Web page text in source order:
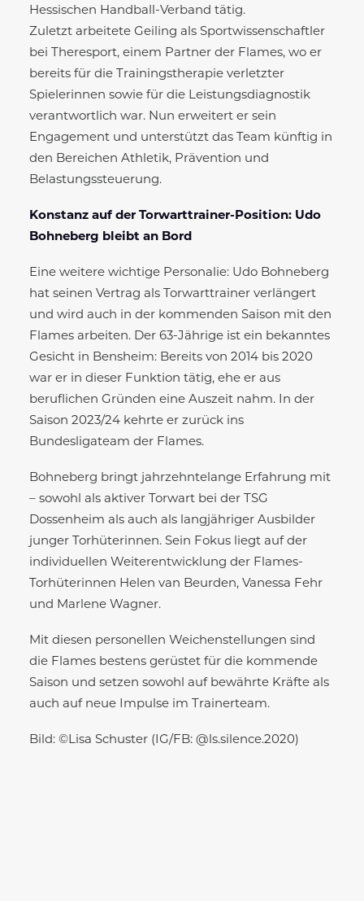
Hessischen Handball-Verband tätig.
Zuletzt arbeitete Geiling als Sportwissenschaftler
bei Theresport, einem Partner der Flames, wo er
bereits für die Trainingstherapie verletzter
Spielerinnen sowie für die Leistungsdiagnostik
verantwortlich war. Nun erweitert er sein
Engagement und unterstützt das Team künftig in
den Bereichen Athletik, Prävention und
Belastungssteuerung.
Konstanz auf der Torwarttrainer-Position: Udo
Bohneberg bleibt an Bord
Eine weitere wichtige Personalie: Udo Bohneberg
hat seinen Vertrag als Torwarttrainer verlängert
und wird auch in der kommenden Saison mit den
Flames arbeiten. Der 63-Jährige ist ein bekanntes
Gesicht in Bensheim: Bereits von 2014 bis 2020
war er in dieser Funktion tätig, ehe er aus
beruflichen Gründen eine Auszeit nahm. In der
Saison 2023/24 kehrte er zurück ins
Bundesligateam der Flames.
Bohneberg bringt jahrzehntelange Erfahrung mit
– sowohl als aktiver Torwart bei der TSG
Dossenheim als auch als langjähriger Ausbilder
junger Torhüterinnen. Sein Fokus liegt auf der
individuellen Weiterentwicklung der Flames-
Torhüterinnen Helen van Beurden, Vanessa Fehr
und Marlene Wagner.
Mit diesen personellen Weichenstellungen sind
die Flames bestens gerüstet für die kommende
Saison und setzen sowohl auf bewährte Kräfte als
auch auf neue Impulse im Trainerteam.
Bild: ©Lisa Schuster (IG/FB: @ls.silence.2020)